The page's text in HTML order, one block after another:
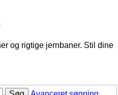
og rigtige jernbaner. Stil dine